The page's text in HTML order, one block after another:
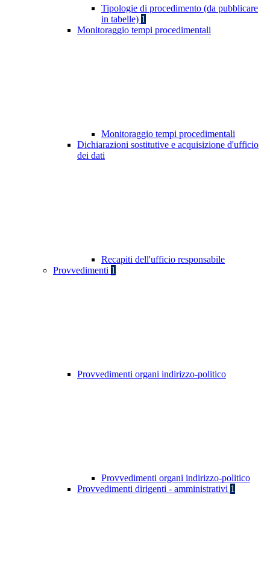
Tipologie di procedimento (da pubblicare
in tabelle) 1
Monitoraggio tempi procedimentali
Monitoraggio tempi procedimentali
Dichiarazioni sostitutive e acquisizione d'ufficio
dei dati
Recapiti dell'ufficio responsabile
Provvedimenti 1
Provvedimenti organi indirizzo-politico
Provvedimenti organi indirizzo-politico
Provvedimenti dirigenti - amministrativi 1